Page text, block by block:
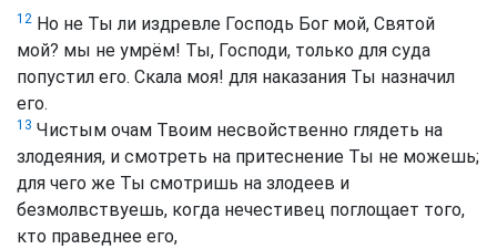
12 Но не Ты ли издревле Господь Бог мой, Святой
мой? мы не умрём! Ты, Господи, только для суда
попустил его. Скала моя! для наказания Ты назначил
его.
13 Чистым очам Твоим несвойственно глядеть на
злодеяния, и смотреть на притеснение Ты не можешь;
для чего же Ты смотришь на злодеев и
безмолвствуешь, когда нечестивец поглощает того,
кто праведнее его,